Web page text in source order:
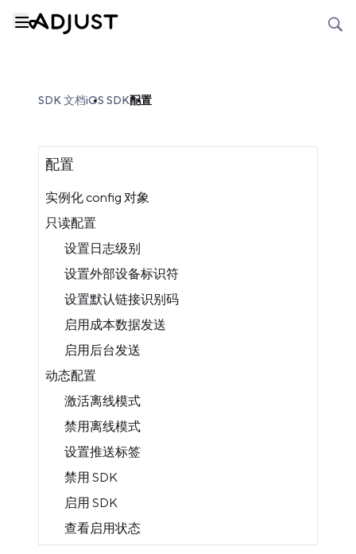
SDK 文档iOS SDK配置
配置
实例化 config 对象
只读配置
设置日志级别
设置外部设备标识符
设置默认链接识别码
启用成本数据发送
启用后台发送
动态配置
激活离线模式
禁用离线模式
设置推送标签
禁用 SDK
启用 SDK
查看启用状态